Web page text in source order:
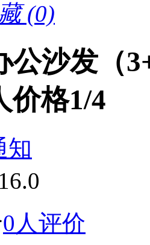
(0)
公沙发（
价格1/4
知
0人评价